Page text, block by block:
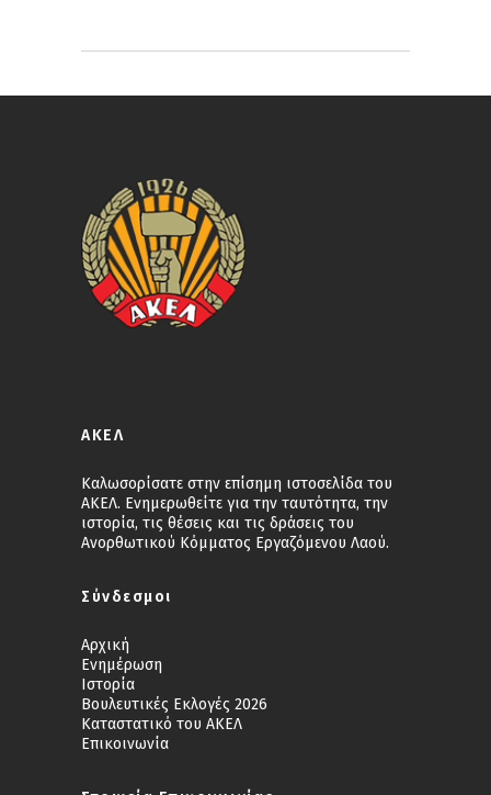
ΑΚΕΛ
Καλωσορίσατε στην επίσημη ιστοσελίδα του
ΑΚΕΛ. Ενημερωθείτε για την ταυτότητα, την
ιστορία, τις θέσεις και τις δράσεις του
Ανορθωτικού Κόμματος Εργαζόμενου Λαού.
Σύνδεσμοι
Αρχική
Ενημέρωση
Ιστορία
Βουλευτικές Εκλογές 2026
Καταστατικό του ΑΚΕΛ
Επικοινωνία